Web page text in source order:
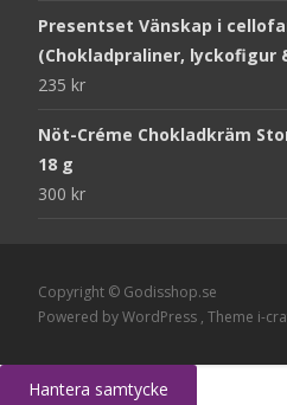
Presentset Vänskap i
(Chokladpraliner, lyckofigur
235 kr
Nöt-Créme Chokladkräm
18 g
300 kr
Copyright © Godisshop.se
Powered by WordPress , Theme i-
Hantera samtycke